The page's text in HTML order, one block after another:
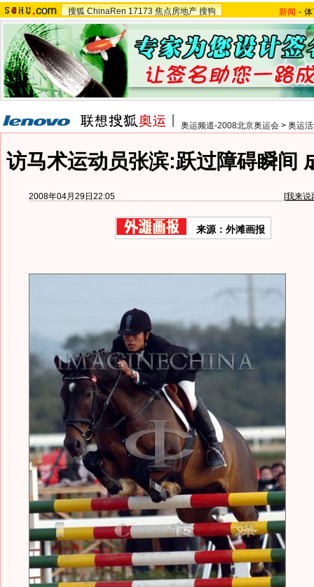
搜狐 ChinaRen 17173 焦点房地产 搜狗 新闻 -
奥运频道-2008北京奥运会 > 奥运
访马术运动员张滨:跃过障碍瞬间
2008年04月29日22:05 [我来说
来源：外滩画报